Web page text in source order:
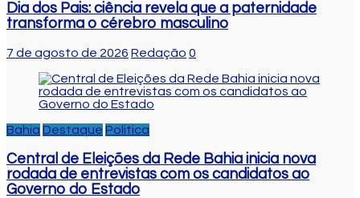
Dia dos Pais: ciência revela que a paternidade
transforma o cérebro masculino
7 de agosto de 2026 Redação 0
Bahia Destaque Politica
Central de Eleições da Rede Bahia inicia nova
rodada de entrevistas com os candidatos ao
Governo do Estado